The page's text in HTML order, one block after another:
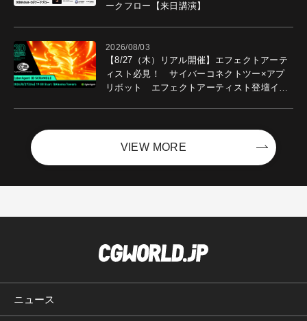
ークフロー【来日講演】
2026/08/03
【8/27（木）リアル開催】エフェクトアーテ
ィスト必見！ サイバーコネクトツー×アプ
リボット エフェクトアーティスト登壇イベ
VIEW MORE
ニュース